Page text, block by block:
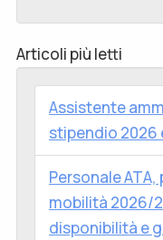
Articoli più letti
Assistente
stipendio 2026
Personale
mobilità 2026/
disponibilità e